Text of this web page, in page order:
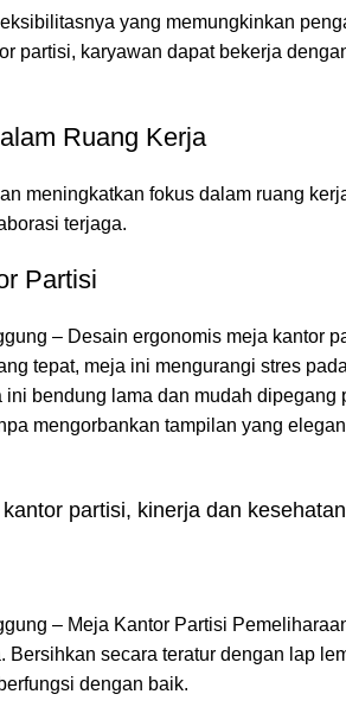
yang memungkinkan
partisi, karyawan dapat bekerja
Ruang Kerja
meningkatkan fokus dalam ruang
terjaga.
Partisi
– Desain ergonomis meja kantor
tepat, meja ini mengurangi stres
bendung lama dan mudah
mengorbankan tampilan yang
partisi, kinerja dan
– Meja Kantor Partisi
secara teratur dengan lap
dengan baik.